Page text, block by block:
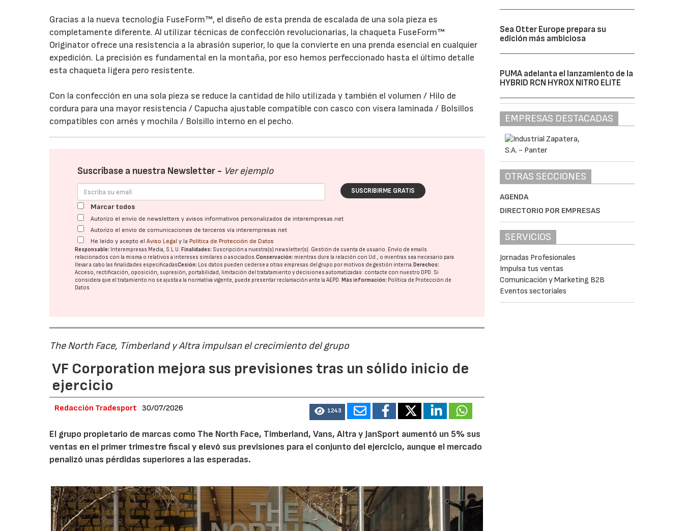
Gracias a la nueva tecnología FuseForm™, el diseño de esta prenda de escalada de una sola pieza es
completamente diferente. Al utilizar técnicas de confección revolucionarias, la chaqueta FuseForm™
Originator ofrece una resistencia a la abrasión superior, lo que la convierte en una prenda esencial en cualquier
expedición. La precisión es fundamental en la montaña, por eso hemos perfeccionado hasta el último detalle
esta chaqueta ligera pero resistente.
Con la confección en una sola pieza se reduce la cantidad de hilo utilizada y también el volumen / Hilo de
cordura para una mayor resistencia / Capucha ajustable compatible con casco con visera laminada / Bolsillos
compatibles con arnés y mochila / Bolsillo interno en el pecho.
Suscríbase a nuestra Newsletter - Ver ejemplo
SUSCRIBIRME GRATIS
Marcar todos
Autorizo el envío de newsletters y avisos informativos personalizados de interempresas.net
Autorizo el envío de comunicaciones de terceros vía interempresas.net
He leído y acepto elAviso Legal y la Política de Protección de Datos
Responsable: Interempresas Media, S.L.U. Finalidades: Suscripción a nuestra(s) newsletter(s). Gestión de cuenta de usuario. Envío de emails
relacionados con la misma o relativos a intereses similares o asociados.Conservación: mientras dure la relación con Ud., o mientras sea necesario para
llevar a cabo las finalidades especificadasCesión: Los datos pueden cederse a otras empresas del grupo por motivos de gestión interna. Derechos:
Acceso, rectificación, oposición, supresión, portabilidad, limitación del tratatamiento y decisiones automatizadas: contacte con nuestro DPD. Si
considera que el tratamiento no se ajusta a la normativa vigente, puede presentar reclamación ante laAEPD. Más información: Política de Protección de
Datos
The North Face, Timberland y Altra impulsan el crecimiento del grupo
VF Corporation mejora sus previsiones tras un sólido inicio de
ejercicio
Redacción Tradesport 30/07/2026 1243
El grupo propietario de marcas como The North Face, Timberland, Vans, Altra y JanSport aumentó un 5% sus
ventas en el primer trimestre fiscal y elevó sus previsiones para el conjunto del ejercicio, aunque el mercado
penalizó unas pérdidas superiores a las esperadas.
Sea Otter Europe prepara su
edición más ambiciosa
PUMA adelanta el lanzamiento de la
HYBRID RCN HYROX NITRO ELITE
EMPRESAS DESTACADAS
OTRAS SECCIONES
AGENDA
DIRECTORIO POR EMPRESAS
SERVICIOS
Jornadas Profesionales
Impulsa tus ventas
Comunicación y Marketing B2B
Eventos sectoriales